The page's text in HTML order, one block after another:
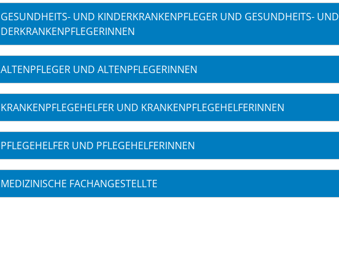
GESUNDHEITS- UND KINDERKRANKENPFLEGER UND GESUNDHEITS- UND
ALTENPFLEGER UND ALTENPFLEGERINNEN
KRANKENPFLEGEHELFER UND KRANKENPFLEGEHELFERINNEN
PFLEGEHELFER UND PFLEGEHELFERINNEN
MEDIZINISCHE FACHANGESTELLTE